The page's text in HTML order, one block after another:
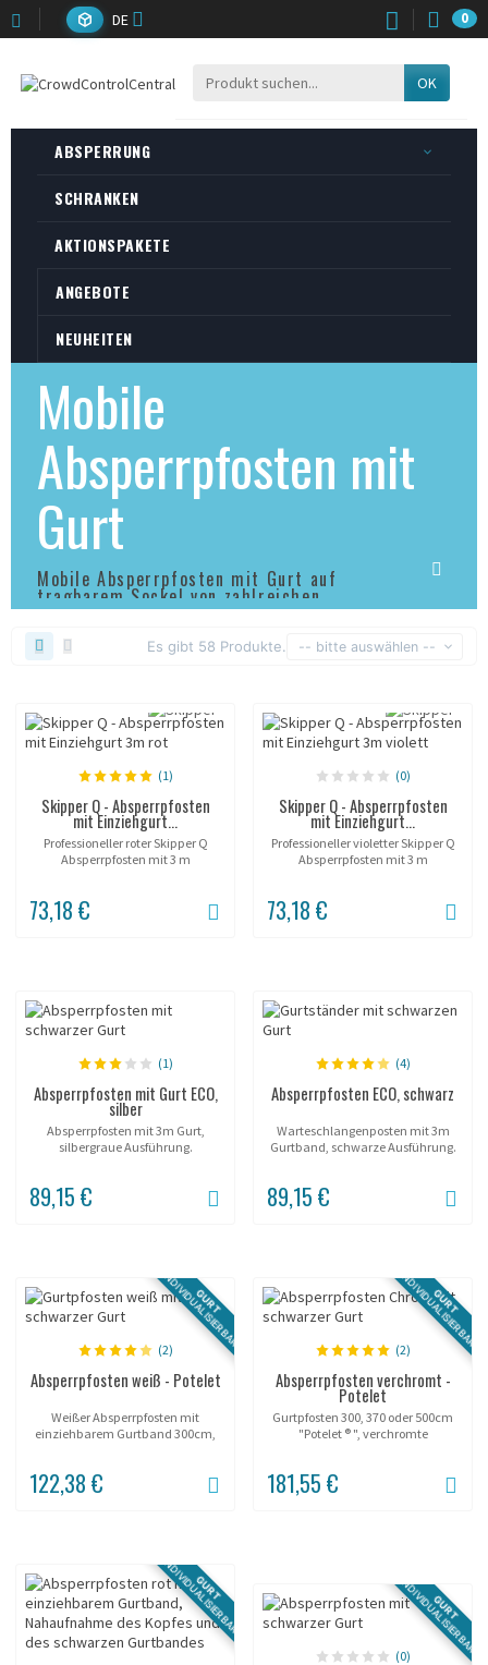
DE 0
OK
ABSPERRUNG
SCHRANKEN
AKTIONSPAKETE
ANGEBOTE
NEUHEITEN
Mobile
Absperrpfosten mit
Gurt
Mobile Absperrpfosten mit Gurt auf
tragbarem Sockel von zahlreichen
Herstellern!
Es gibt 58 Produkte. -- bitte auswählen --
(1)
Skipper Q - Absperrpfosten
mit Einziehgurt...
Professioneller roter Skipper Q
Absperrpfosten mit 3 m
Gurtbreite 50 mm,
Selbstbremssystem. Geeignet für
73,18 €
(0)
Skipper Q - Absperrpfosten
mit Einziehgurt...
Professioneller violetter Skipper Q
Absperrpfosten mit 3 m
Selbstbremse. Premium-Farbe für
edle Räume, Innen und...
73,18 €
(1)
Absperrpfosten mit Gurt ECO,
silber
Absperrpfosten mit 3m Gurt,
silbergraue Ausführung.
89,15 €
(4)
Absperrpfosten ECO, schwarz
Warteschlangenposten mit 3m
Gurtband, schwarze Ausführung.
89,15 €
GURT
INDIVIDUALISIERBAR
(2)
Absperrpfosten weiß - Potelet
Weißer Absperrpfosten mit
einziehbarem Gurtband 300cm,
122,38 €
GURT
INDIVIDUALISIERBAR
(2)
Absperrpfosten verchromt -
Potelet
Gurtpfosten 300, 370 oder 500cm
"Potelet ® ", verchromte
181,55 €
GURT
INDIVIDUALISIERBAR GURT
INDIVIDUALISIERBAR
(0)